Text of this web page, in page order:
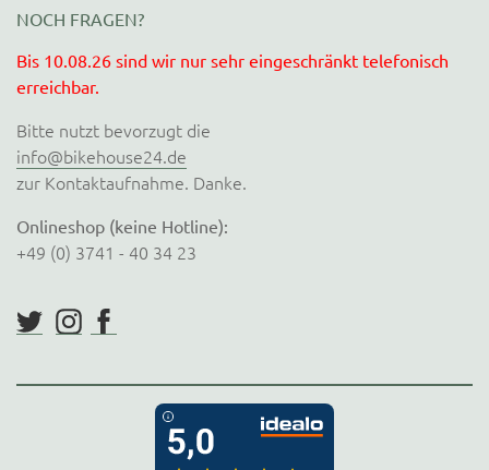
NOCH FRAGEN?
Bis 10.08.26 sind wir nur sehr eingeschränkt telefonisch
erreichbar.
Bitte nutzt bevorzugt die
info@bikehouse24.de
zur Kontaktaufnahme. Danke.
Onlineshop (keine Hotline):
+49 (0) 3741 - 40 34 23